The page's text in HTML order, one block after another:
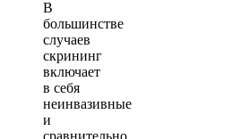
В
большинстве
случаев
скрининг
включает
в себя
неинвазивные
и
сравнительно